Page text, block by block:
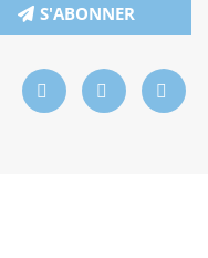
S'ABONNER